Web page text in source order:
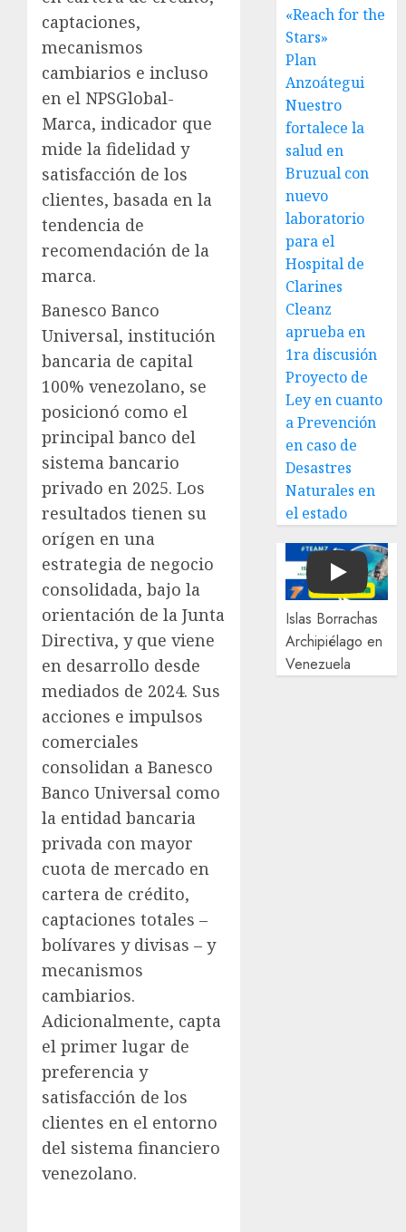
captaciones,
mecanismos
cambiarios e incluso
en el NPSGlobal-
Marca, indicador que
mide la fidelidad y
satisfacción de los
clientes, basada en la
tendencia de
recomendación de la
marca.
Banesco Banco
Universal, institución
bancaria de capital
100% venezolano, se
posicionó como el
principal banco del
sistema bancario
privado en 2025. Los
resultados tienen su
orígen en una
estrategia de negocio
consolidada, bajo la
orientación de la Junta
Directiva, y que viene
en desarrollo desde
mediados de 2024. Sus
acciones e impulsos
comerciales
consolidan a Banesco
Banco Universal como
la entidad bancaria
privada con mayor
cuota de mercado en
cartera de crédito,
captaciones totales –
bolívares y divisas – y
mecanismos
cambiarios.
Adicionalmente, capta
el primer lugar de
preferencia y
satisfacción de los
clientes en el entorno
del sistema financiero
venezolano.
«Reach for the
Stars»
Plan
Anzoátegui
Nuestro
fortalece la
salud en
Bruzual con
nuevo
laboratorio
para el
Hospital de
Clarines
Cleanz
aprueba en
1ra discusión
Proyecto de
Ley en cuanto
a Prevención
en caso de
Desastres
Naturales en
el estado
Play
Islas Borrachas
Archipiélago en
Venezuela